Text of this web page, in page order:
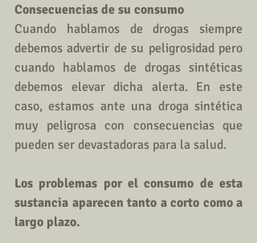
Consecuencias de su consumo
Cuando hablamos de drogas siempre
debemos advertir de su peligrosidad pero
cuando hablamos de drogas sintéticas
debemos elevar dicha alerta. En este
caso, estamos ante una droga sintética
muy peligrosa con consecuencias que
pueden ser devastadoras para la salud.
Los problemas por el consumo de esta
sustancia aparecen tanto a corto como a
largo plazo.